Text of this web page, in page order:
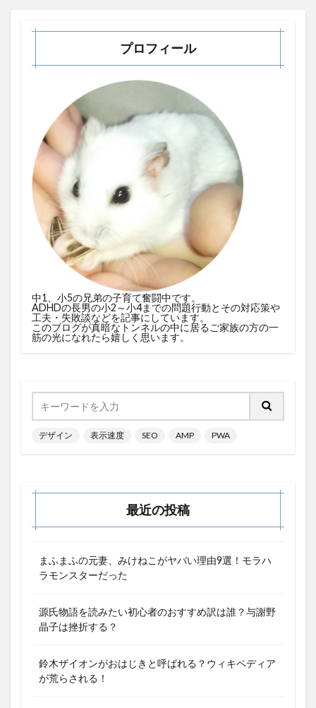
プロフィール
中1、小5の兄弟の子育て奮闘中です。
ADHDの長男の小2～小4までの問題行動とその対応策や
工夫・失敗談などを記事にしています。
このブログが真暗なトンネルの中に居るご家族の方の一
筋の光になれたら嬉しく思います。
デザイン 表示速度 SEO AMP PWA
最近の投稿
まふまふの元妻、みけねこがヤバい理由9選！モラハ
ラモンスターだった
源氏物語を読みたい初心者のおすすめ訳は誰？与謝野
晶子は挫折する？
鈴木ザイオンがおはじきと呼ばれる？ウィキペディア
が荒らされる！